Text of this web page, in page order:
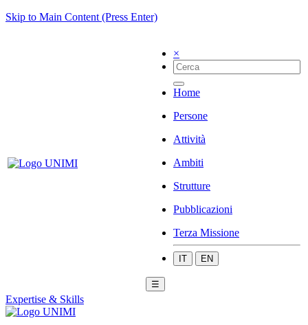
Skip to Main Content (Press Enter)
×
Home
Persone
Attività
Ambiti
Strutture
Pubblicazioni
Terza Missione
IT EN
☰
Expertise & Skills